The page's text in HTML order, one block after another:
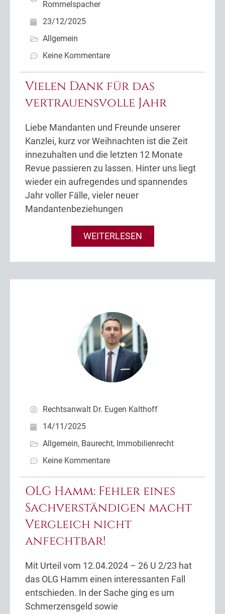
Rommelspacher
23/12/2025
Allgemein
Keine Kommentare
Vielen Dank für das
vertrauensvolle Jahr
Liebe Mandanten und Freunde unserer
Kanzlei, kurz vor Weihnachten ist die Zeit
innezuhalten und die letzten 12 Monate
Revue passieren zu lassen. Hinter uns liegt
wieder ein aufregendes und spannendes
Jahr voller Fälle, vieler neuer
Mandantenbeziehungen
WEITERLESEN
Rechtsanwalt Dr. Eugen Kalthoff
14/11/2025
Allgemein, Baurecht, Immobilienrecht
Keine Kommentare
OLG Hamm: Fehler eines
Sachverständigen macht
Vergleich nicht
anfechtbar!
Mit Urteil vom 12.04.2024 – 26 U 2/23 hat
das OLG Hamm einen interessanten Fall
entschieden. In der Sache ging es um
Schmerzensgeld sowie